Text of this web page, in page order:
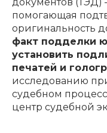
помогающая
оригинальность
факт подделки
установить
печатей и
исследованию
судебном
центр судебной